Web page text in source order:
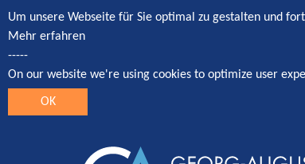
Um unsere Webseite für Sie optimal zu gestalten und
Mehr erfahren
-----
On our website we're using cookies to optimize user
OK